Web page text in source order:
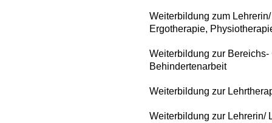
Weiterbildung zum
Ergotherapie,
Weiterbildung zur
Behindertenarbeit
Weiterbildung zur
Weiterbildung zur Lehrerin/